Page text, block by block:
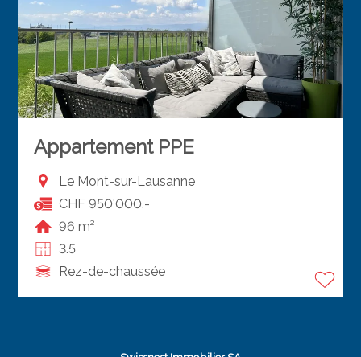
Appartement PPE
Le Mont-sur-Lausanne
CHF 950'000.-
96 m²
3.5
Rez-de-chaussée